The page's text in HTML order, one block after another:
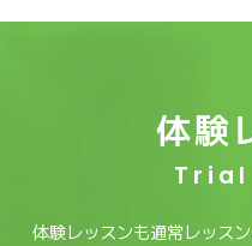
体験
Trial
体験レッスンも通常レッス